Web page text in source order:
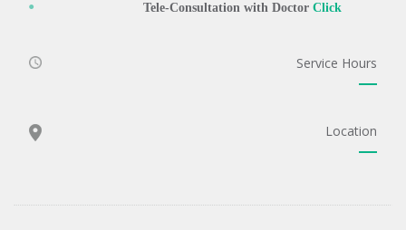
Tele-Consultation with Doctor Click
Service Hours
Location